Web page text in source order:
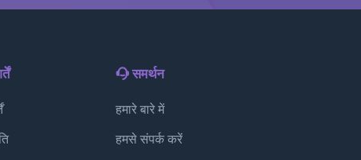
समर्थन
हमारे बारे में
हमसे संपर्क करें